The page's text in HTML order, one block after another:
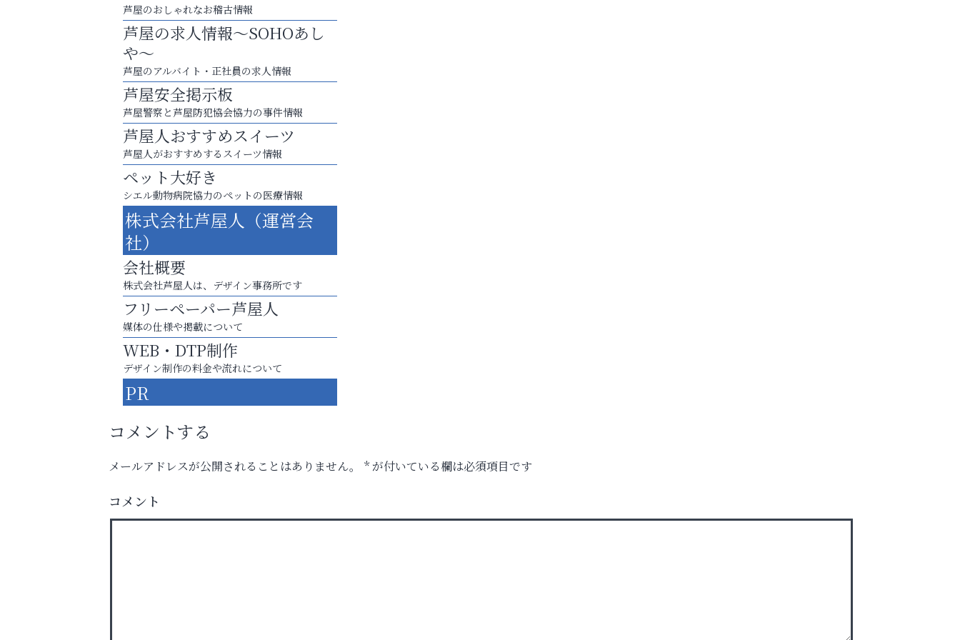
まずは話してみませんか？
「相続」無料相談会カフェ
芦屋人~あしやびと~
芦屋・西宮・神戸の新店舗PRやリニューアル告
知などお気軽にご相談ください。
芦屋のおしゃれなお稽古情報
芦屋の求人情報～SOHOあし
や～
芦屋のアルバイト・正社員の求人情報
芦屋安全掲示板
芦屋警察と芦屋防犯協会協力の事件情報
芦屋人おすすめスイーツ
芦屋人がおすすめするスイーツ情報
ペット大好き
シエル動物病院協力のペットの医療情報
株式会社芦屋人（運営会
社）
会社概要
株式会社芦屋人は、デザイン事務所です
フリーペーパー芦屋人
媒体の仕様や掲載について
WEB・DTP制作
デザイン制作の料金や流れについて
PR
コメントする
メールアドレスが公開されることはありません。 *が付いている欄は必須項目です
コメント